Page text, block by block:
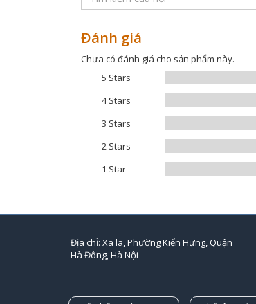
Đánh giá
Chưa có đánh giá cho sản phẩm này.
5 Stars
4 Stars
3 Stars
2 Stars
1 Star
Địa chỉ: Xa la, Phường Kiến Hưng, Quận
Hà Đông, Hà Nội